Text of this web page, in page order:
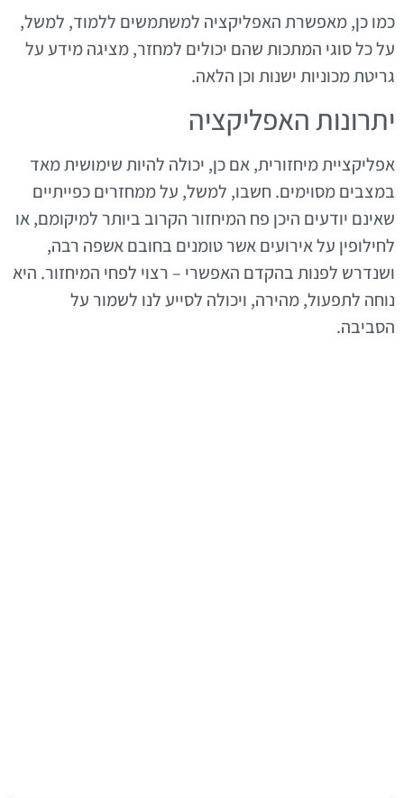
כמו כן, מאפשרת האפליקציה למשתמשים ללמוד, למשל,
על כל סוגי המתכות שהם יכולים למחזר, מציגה מידע על
גריטת מכוניות ישנות וכן הלאה.
יתרונות האפליקציה
אפליקציית מיחזורית, אם כן, יכולה להיות שימושית מאד
במצבים מסוימים. חשבו, למשל, על ממחזרים כפייתיים
שאינם יודעים היכן פח המיחזור הקרוב ביותר למיקומם, או
לחילופין על אירועים אשר טומנים בחובם אשפה רבה,
ושנדרש לפנות בהקדם האפשרי – רצוי לפחי המיחזור. היא
נוחה לתפעול, מהירה, ויכולה לסייע לנו לשמור על
הסביבה.